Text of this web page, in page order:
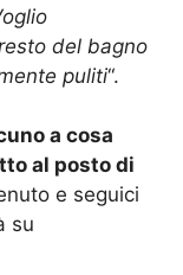
del bagno
puliti“.
a cosa
al posto di
e seguici
su